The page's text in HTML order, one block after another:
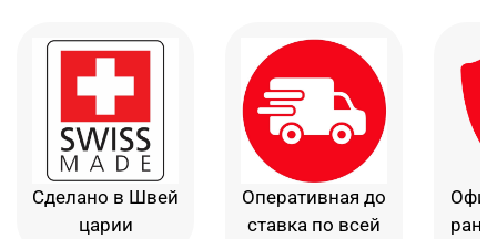
Сделано в Швей
царии
Оперативная до
ставка по всей